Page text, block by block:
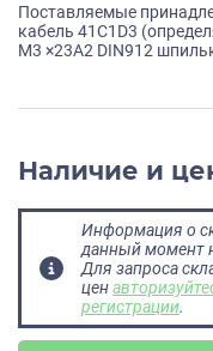
Поставляемые
кабель 41С1D3
M3 ×23A2 DIN912
Наличие и
Информация о
данный момент
Для запроса
цен
регистрации.